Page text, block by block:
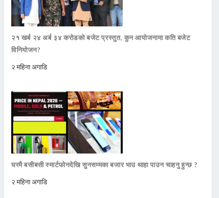
२१ खर्ब २४ अर्ब ३४ करोडको बजेट प्रस्तुत, कुन आयोजनामा कति बजेट
विनियोजन?
२ महिना अगाडि
घरमै बसीबसी स्मार्टफोनदेखि सुनसम्मका बजार भाउ थाहा पाउन चाहनु हुन्छ ?
२ महिना अगाडि